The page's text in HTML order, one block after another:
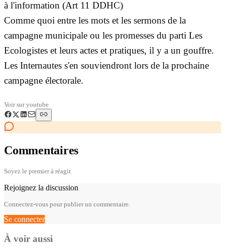
à l'information (Art 11 DDHC)
Comme quoi entre les mots et les sermons de la
campagne municipale ou les promesses du parti Les
Ecologistes et leurs actes et pratiques, il y a un gouffre.
Les Internautes s'en souviendront lors de la prochaine
campagne électorale.
Voir suryoutube
Commentaires
Soyez le premier à réagir.
Rejoignez la discussion
Connectez-vous pour publier un commentaire.
Se connecter
À voir aussi